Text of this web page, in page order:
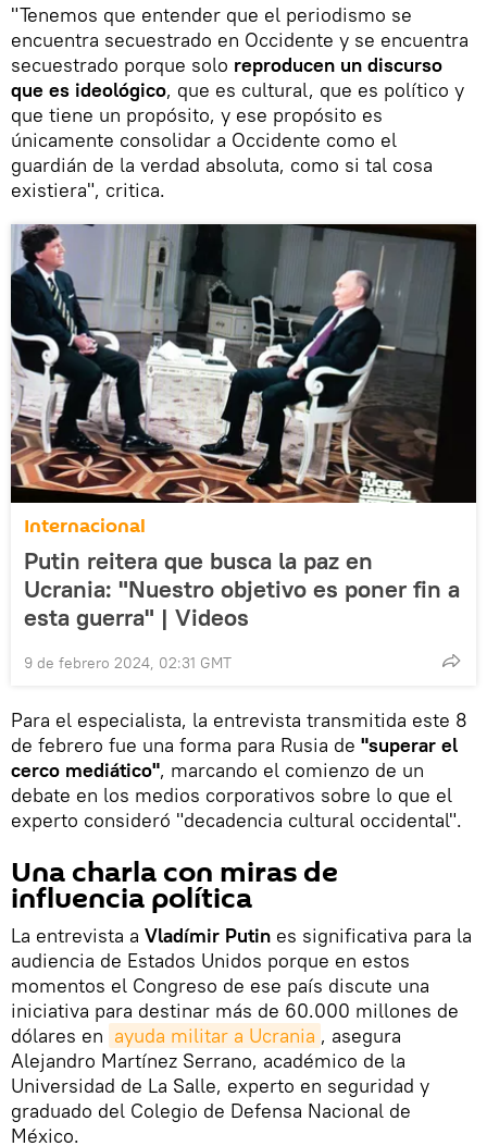
"Tenemos que entender que el periodismo se
encuentra secuestrado en Occidente y se encuentra
secuestrado porque solo reproducen un discurso
que es ideológico, que es cultural, que es político y
que tiene un propósito, y ese propósito es
únicamente consolidar a Occidente como el
guardián de la verdad absoluta, como si tal cosa
existiera", critica.
Internacional
Putin reitera que busca la paz en
Ucrania: "Nuestro objetivo es poner fin a
esta guerra" | Videos
9 de febrero 2024, 02:31 GMT
Para el especialista, la entrevista transmitida este 8
de febrero fue una forma para Rusia de "superar el
cerco mediático", marcando el comienzo de un
debate en los medios corporativos sobre lo que el
experto consideró "decadencia cultural occidental".
Una charla con miras de
influencia política
La entrevista a Vladímir Putin es significativa para la
audiencia de Estados Unidos porque en estos
momentos el Congreso de ese país discute una
iniciativa para destinar más de 60.000 millones de
dólares en ayuda militar a Ucrania , asegura
Alejandro Martínez Serrano, académico de la
Universidad de La Salle, experto en seguridad y
graduado del Colegio de Defensa Nacional de
México.